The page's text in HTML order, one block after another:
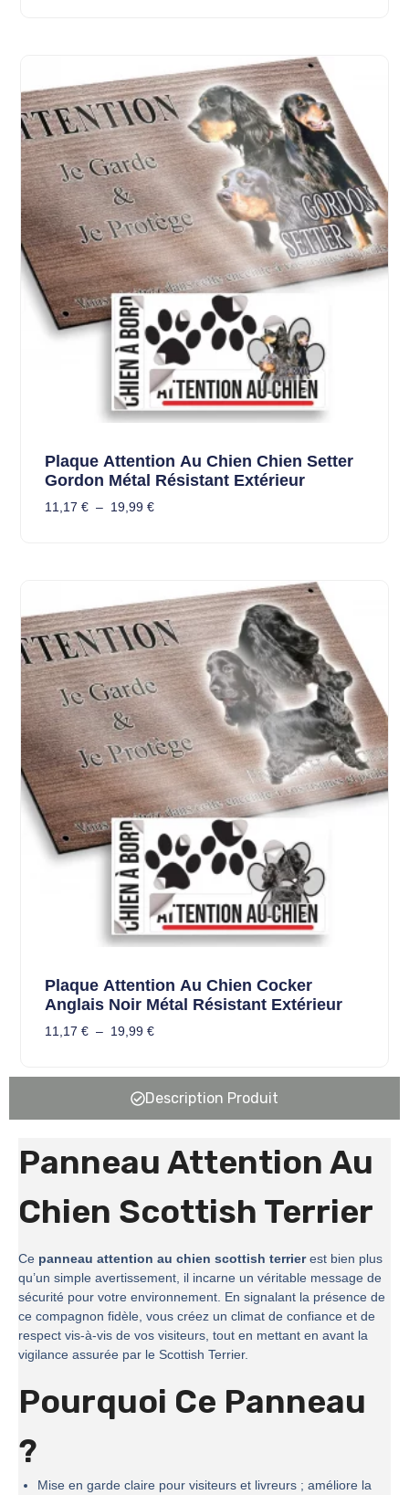
Plaque Attention Au Chien Chien Setter
Gordon Métal Résistant Extérieur
11,17 € – 19,99 €
Plaque Attention Au Chien Cocker
Anglais Noir Métal Résistant Extérieur
11,17 € – 19,99 €
Description Produit
Panneau Attention Au
Chien Scottish Terrier
Ce panneau attention au chien scottish terrierest bien plus
qu’un simple avertissement, il incarne un véritable message de
sécurité pour votre environnement. En signalant la présence de
ce compagnon fidèle, vous créez un climat de confiance et de
respect vis-à-vis de vos visiteurs, tout en mettant en avant la
vigilance assurée par le Scottish Terrier.
Pourquoi Ce Panneau
?
Mise en garde claire pour visiteurs et livreurs ; améliore la